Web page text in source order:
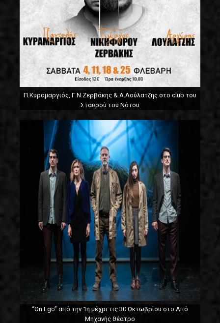
Π.Κυραμαργιός, Γ.Ν.Ζερβάκης & Α.Λούλατζης στο club του
Σταυρού του Νότου
“On Ego” από την 1η μέχρι τις 30 Οκτωβρίου στο Από
Μηχανής θέατρο